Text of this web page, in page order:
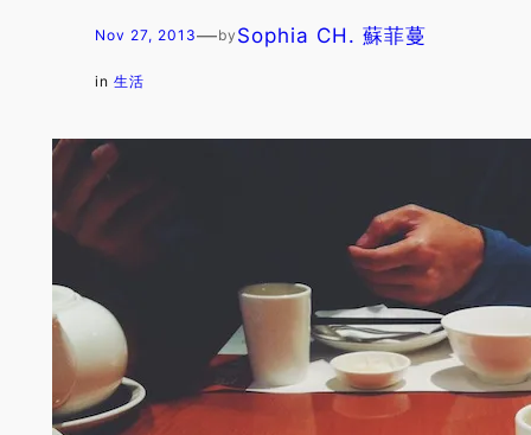
Nov 27, 2013—by Sophia CH. 蘇菲蔓
in 生活